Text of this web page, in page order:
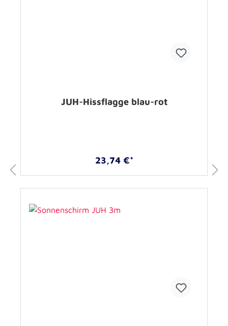
JUH-Hissflagge blau-rot
23,74 €*